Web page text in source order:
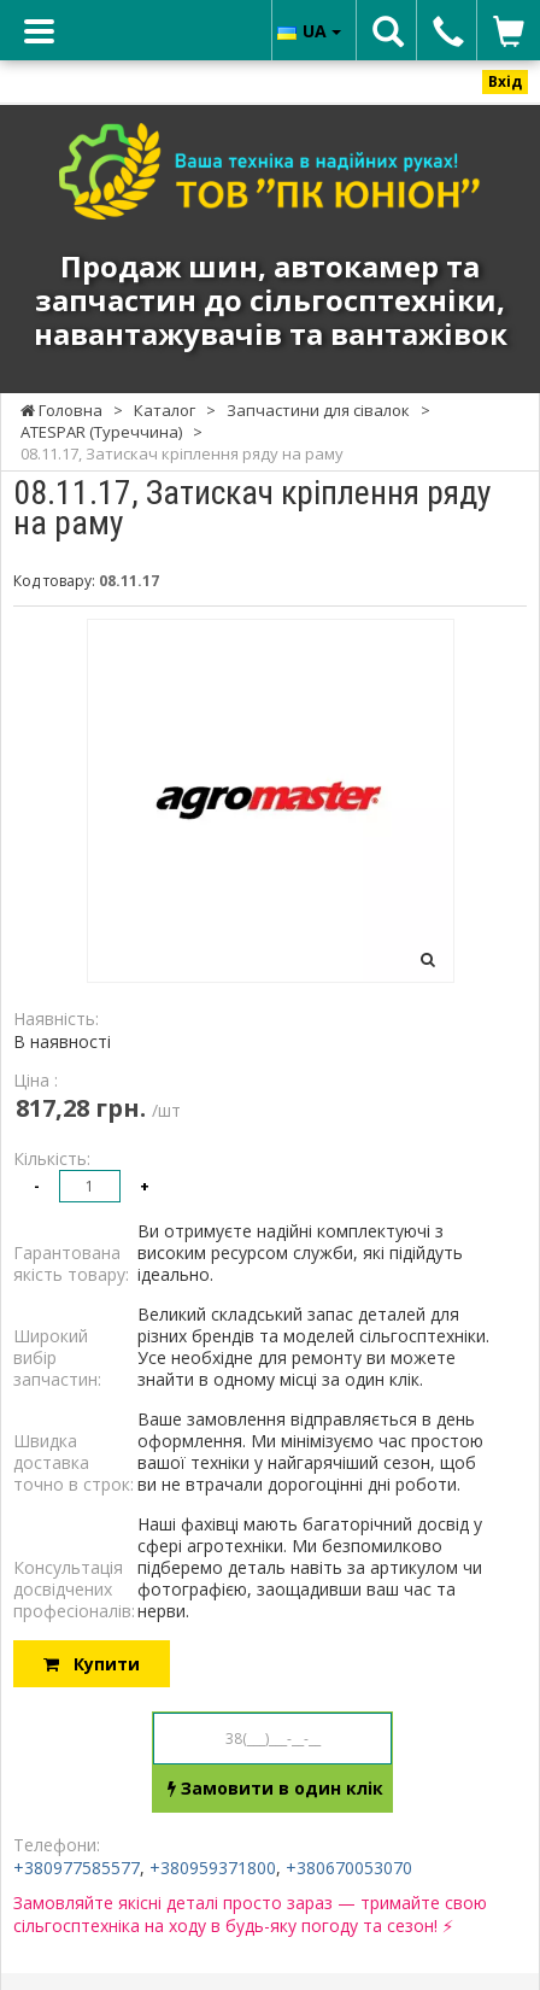
Вхід
ЮНИОН"
автокамер
до
сільгосптехніки,
навантажувачів
та
вантажівок
Продаж шин, автокамер та
запчастин до сільгосптехніки,
навантажувачів та вантажівок
UA
Головна > Каталог > Запчастини для сівалок
>
ATESPAR (Туреччина) >
08.11.17, Затискач кріплення ряду на раму
08.11.17, Затискач кріплення ряду
на раму
Код товару: 08.11.17
Наявність:
В наявності
Ціна :
817,28 грн. /шт
Кількість:
- +
Гарантована
якість товару:
Ви отримуєте надійні комплектуючі з
високим ресурсом служби, які підійдуть
ідеально.
Широкий
вибір
запчастин:
Великий складський запас деталей для
різних брендів та моделей сільгосптехніки.
Усе необхідне для ремонту ви можете
знайти в одному місці за один клік.
Швидка
доставка
точно в строк:
Ваше замовлення відправляється в день
оформлення. Ми мінімізуємо час простою
вашої техніки у найгарячіший сезон, щоб
ви не втрачали дорогоцінні дні роботи.
Консультація
досвідчених
професіоналів:
Наші фахівці мають багаторічний досвід у
сфері агротехніки. Ми безпомилково
підберемо деталь навіть за артикулом чи
фотографією, заощадивши ваш час та
нерви.
Купити
Замовити в один клік
Телефони:
+380977585577, +380959371800, +380670053070
Замовляйте якісні деталі просто зараз — тримайте свою
сільгосптехніка на ходу в будь-яку погоду та сезон! ⚡